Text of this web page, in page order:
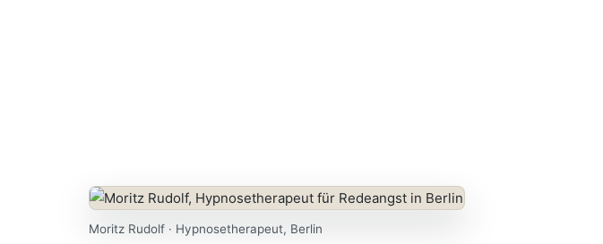
Moritz Rudolf · Hypnosetherapeut, Berlin